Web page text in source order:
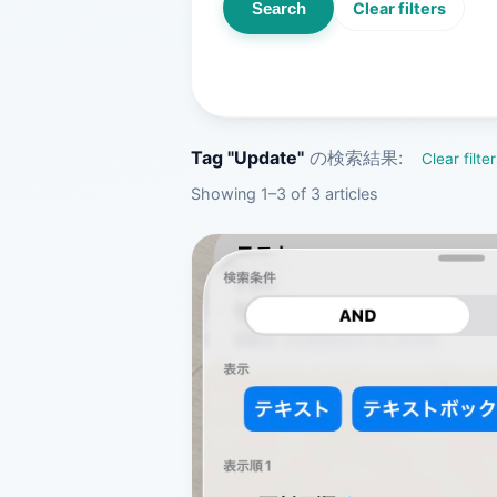
Search Clear filters
Tag "Update" の検索結果: Clear
Showing 1–3 of 3 articles